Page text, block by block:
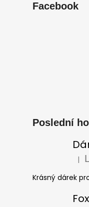
Facebook
Poslední
|
Krásný dárek